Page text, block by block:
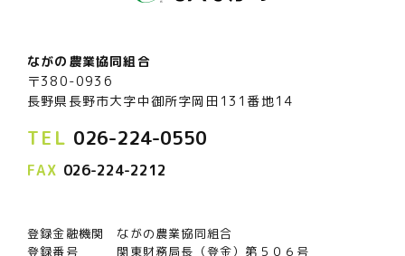
ながの農業協同組合
〒380-0936
長野県長野市大字中御所字岡田131番地14
TEL 026-224-0550
FAX 026-224-2212
登録金融機関 ながの農業協同組合
登録番号 関東財務局長（登金）第５０６号